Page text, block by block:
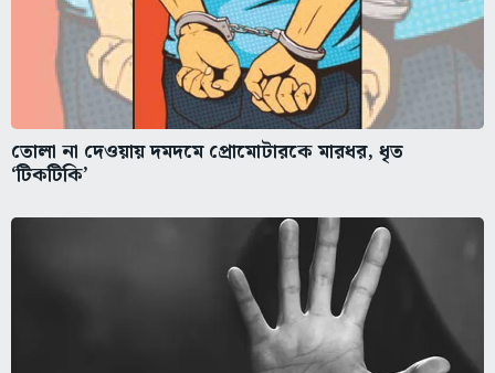
তোলা না দেওয়ায় দমদমে প্রোমোটারকে মারধর, ধৃত
‘টিকটিকি’